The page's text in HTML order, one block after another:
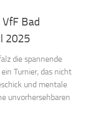
Bad
2025
die spannende
Turnier, das nicht
und mentale
unvorhersehbaren